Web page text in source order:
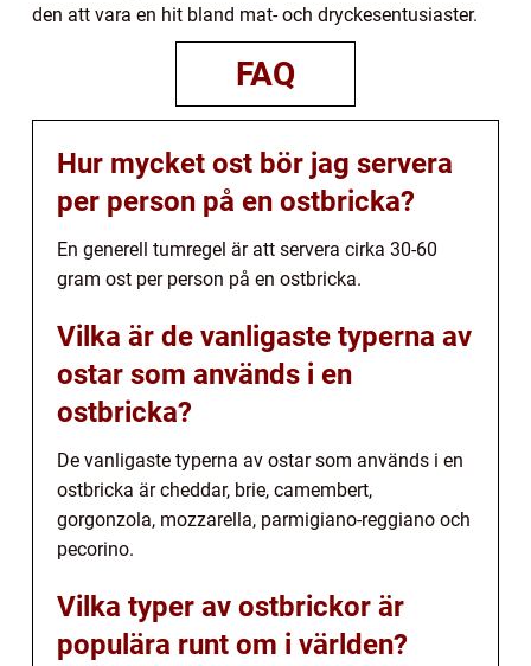
den att vara en hit bland mat- och dryckesentusiaster.
FAQ
Hur mycket ost bör jag servera
per person på en ostbricka?
En generell tumregel är att servera cirka 30-60
gram ost per person på en ostbricka.
Vilka är de vanligaste typerna av
ostar som används i en
ostbricka?
De vanligaste typerna av ostar som används i en
ostbricka är cheddar, brie, camembert,
gorgonzola, mozzarella, parmigiano-reggiano och
pecorino.
Vilka typer av ostbrickor är
populära runt om i världen?